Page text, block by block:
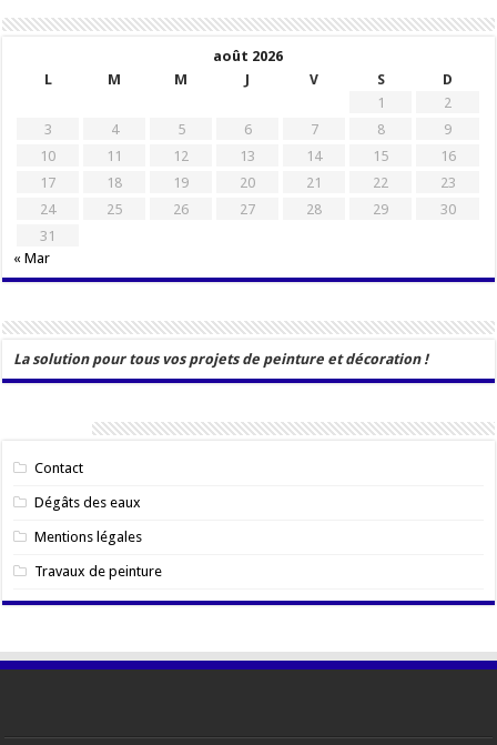
août 2026
L
M M J V S
D
1
2
3
4 5 6 7 8
9
10
11 12 13 14 15
16
17
18 19 20 21 22
23
24
25 26 27 28 29
30
31
« Mar
La solution pour tous vos projets de peinture et décoration !
Contact
Dégâts des eaux
Mentions légales
Travaux de peinture